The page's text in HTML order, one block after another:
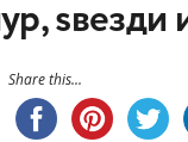
ѕвезди
Share this...